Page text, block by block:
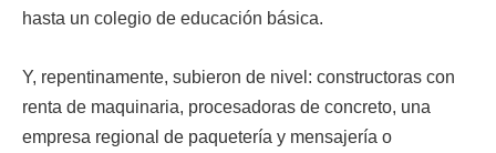
hasta un colegio de educación básica.
Y, repentinamente, subieron de nivel: constructoras con
renta de maquinaria, procesadoras de concreto, una
empresa regional de paquetería y mensajería o